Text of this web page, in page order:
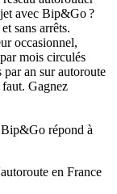
avec Bip&Go ?
sans arrêts.
occasionnel,
mois circulés
an sur autoroute
Gagnez
répond à
en France